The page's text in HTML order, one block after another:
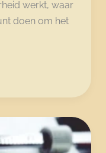
werkt, waar
doen om het